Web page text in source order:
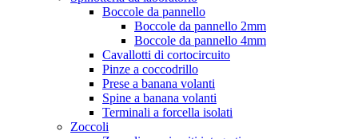
Boccole da pannello
Boccole da pannello 2mm
Boccole da pannello 4mm
Cavallotti di cortocircuito
Pinze a coccodrillo
Prese a banana volanti
Spine a banana volanti
Terminali a forcella isolati
Zoccoli